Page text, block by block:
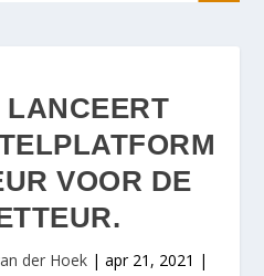
LANCEERT
VOOR DE
der Hoek | apr 21, 2021 |